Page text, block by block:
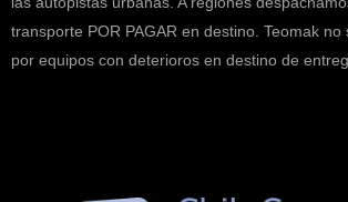
transporte POR PAGAR en destino. Teomak no
por equipos con deterioros en destino de